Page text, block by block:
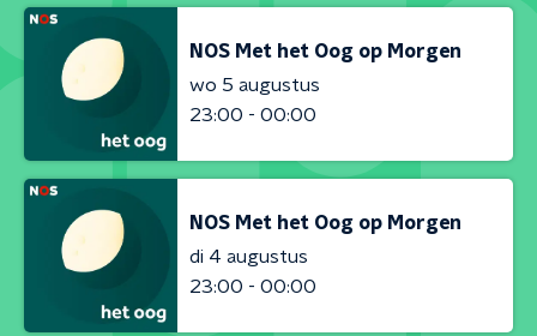
NOS Met het Oog op Morgen
wo 5 augustus
23:00 - 00:00
NOS Met het Oog op Morgen
di 4 augustus
23:00 - 00:00